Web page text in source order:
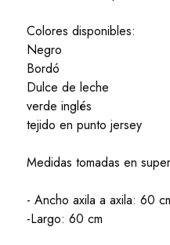
Colores disponibles:
Negro
Bordó
Dulce de leche
verde inglés
tejido en punto jersey
Medidas tomadas en
- Ancho axila a axila: 60
-Largo: 60 cm